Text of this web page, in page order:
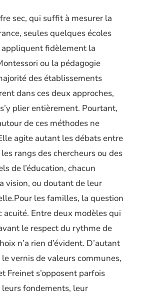
sec, qui suffit à mesurer la
seules quelques écoles
fidèlement la
ou la pédagogie
des établissements
dans ces deux approches,
plier entièrement. Pourtant,
de ces méthodes ne
agite autant les débats entre
rangs des chercheurs ou des
de l’éducation, chacun
vision, ou doutant de leur
les familles, la question
acuité. Entre deux modèles qui
le respect du rythme de
n’a rien d’évident. D’autant
vernis de valeurs communes,
Freinet s’opposent parfois
leurs fondements, leur